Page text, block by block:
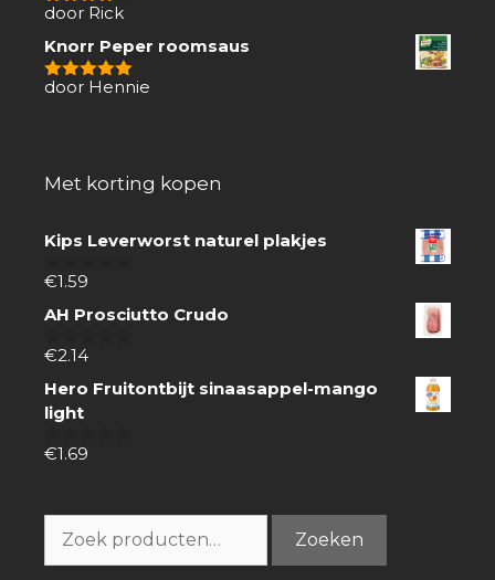
4van 5
door Rick
Knorr Peper roomsaus
5van 5
door Hennie
Met korting kopen
Kips Leverworst naturel plakjes
0
5
€1.59
AH Prosciutto Crudo
0
5
€2.14
Hero Fruitontbijt sinaasappel-mango
light
0
€1.69
naar:
Zoeken